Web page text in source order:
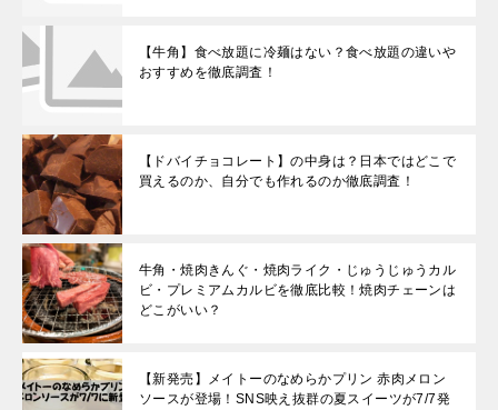
【牛角】食べ放題に冷麺はない？食べ放題の違いや
おすすめを徹底調査！
【ドバイチョコレート】の中身は？日本ではどこで
買えるのか、自分でも作れるのか徹底調査！
牛角・焼肉きんぐ・焼肉ライク・じゅうじゅうカル
ビ・プレミアムカルビを徹底比較！焼肉チェーンは
どこがいい？
【新発売】メイトーのなめらかプリン 赤肉メロン
ソースが登場！SNS映え抜群の夏スイーツが7/7発